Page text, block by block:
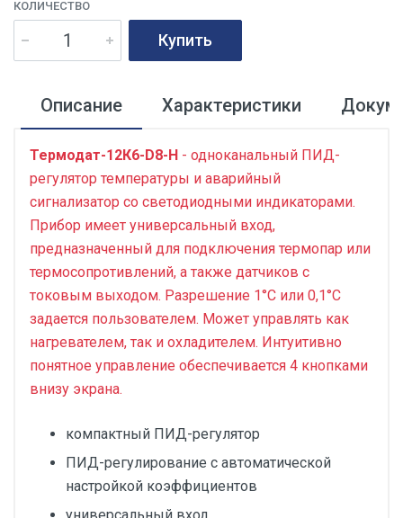
КОЛИЧЕСТВО
Купить
Описание Характеристики
Термодат-12К6-D8-Н - одноканальный ПИД-
регулятор температуры и аварийный
сигнализатор со светодиодными индикаторами.
Прибор имеет универсальный вход,
предназначенный для подключения термопар или
термосопротивлений, а также датчиков с
токовым выходом. Разрешение 1°С или 0,1°С
задается пользователем. Может управлять как
нагревателем, так и охладителем. Интуитивно
понятное управление обеспечивается 4 кнопками
внизу экрана.
компактный ПИД-регулятор
ПИД-регулирование с автоматической
настройкой коэффициентов